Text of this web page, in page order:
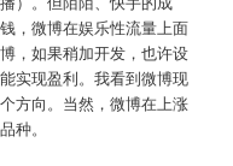
，微博在娱乐性流量上面
，如果稍加开发，也许设
实现盈利。我看到微博现
方向。当然，微博在上涨
种。